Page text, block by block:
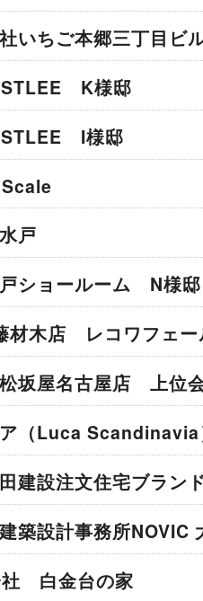
いちご本郷三丁目ビ
K様邸
I様邸
戸
ショールーム N様邸
材木店 レコワフェー
松坂屋名古屋店 上位
（Luca
建設注文住宅ブラン
築設計事務所NOVIC
白金台の家